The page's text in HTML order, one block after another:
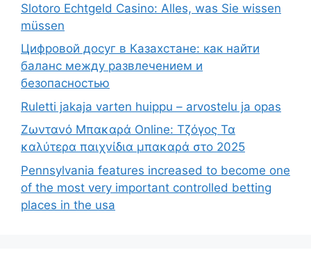
Slotoro Echtgeld Casino: Alles, was Sie wissen
müssen
Цифровой досуг в Казахстане: как найти
баланс между развлечением и
безопасностью
Ruletti jakaja varten huippu – arvostelu ja opas
Ζωντανό Μπακαρά Online: Τζόγος Τα
καλύτερα παιχνίδια μπακαρά στο 2025
Pennsylvania features increased to become one
of the most very important controlled betting
places in the usa